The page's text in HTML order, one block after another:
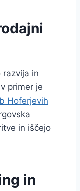
razvija in
primer je
Hoferjevih
in iščejo
in